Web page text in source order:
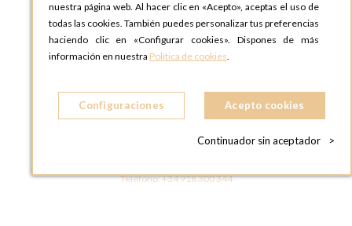
OPTIONS MADRID
C. Lucio Emilio Cándido, 6,
28803 Alcalá de Henares, Madrid
ESPAñA
OPTIONS MADRID SHOWROOM
28004 MADRID
Teléfono:+34 918 300 344
nuestra página web. Al hacer clic en «Acepto», aceptas el uso de
todas las cookies. También puedes personalizar tus preferencias
haciendo clic en «Configurar cookies». Dispones de más
información en nuestra Política de cookies.
Configuraciones Acepto cookies
Continuador sin aceptador >